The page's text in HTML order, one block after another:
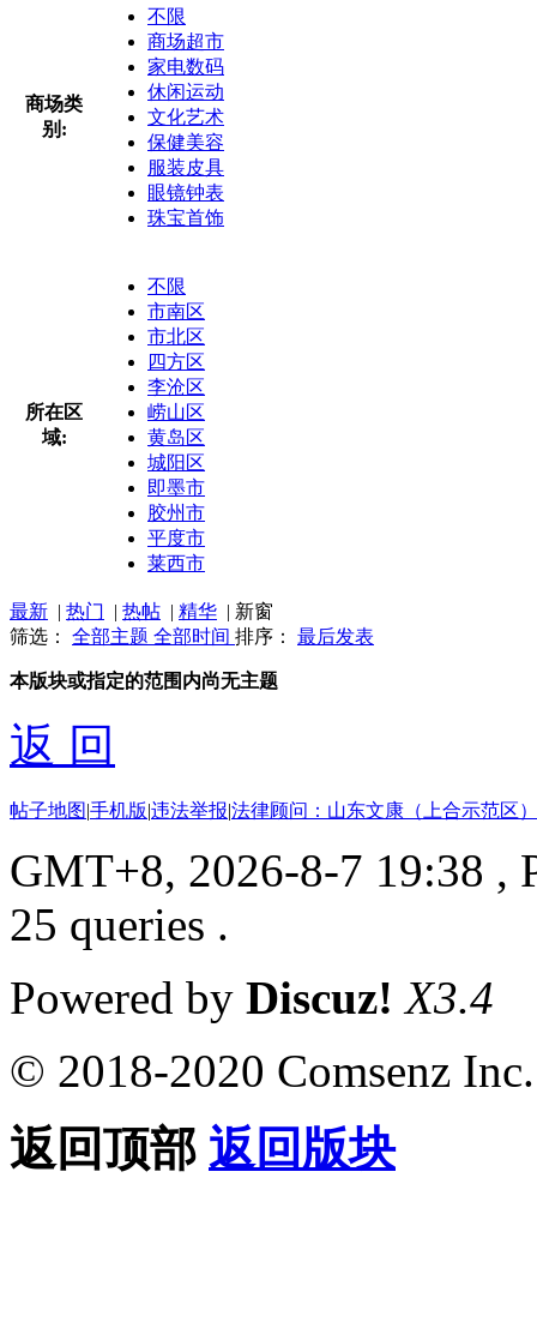
商场类
别:
不限
商场超市
家电数码
休闲运动
文化艺术
保健美容
服装皮具
眼镜钟表
珠宝首饰
所在区
域:
不限
市南区
市北区
四方区
李沧区
崂山区
黄岛区
城阳区
即墨市
胶州市
平度市
莱西市
最新 | 热门 | 热帖 | 精华 | 新窗
筛选： 全部主题 全部时间 排序： 最后发表
本版块或指定的范围内尚无主题
返 回
帖子地图|手机版|违法举报|法律顾问：山东文康（上合示范区
GMT+8, 2026-8-7 19:38 ,
25 queries .
Powered by Discuz! X3.4
© 2018-2020 Comsenz Inc.
返回顶部 返回版块